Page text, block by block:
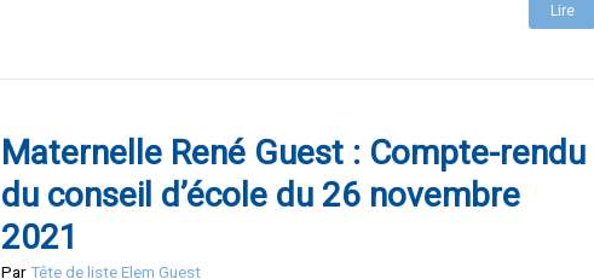
Lire
Maternelle René Guest : Compte-rendu
du conseil d’école du 26 novembre
2021
ParTête de liste Elem Guest